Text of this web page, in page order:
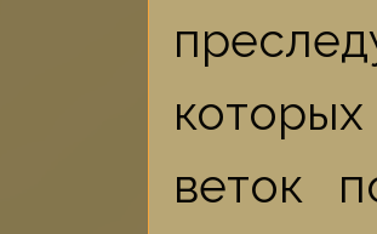
веток